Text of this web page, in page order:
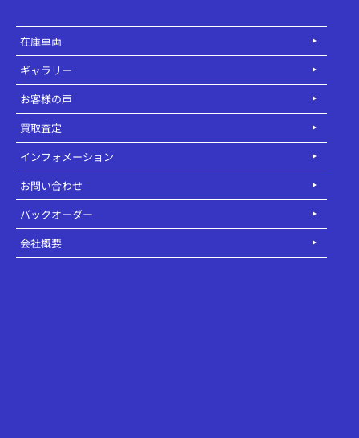
在庫車両
ギャラリー
お客様の声
買取査定
インフォメーション
お問い合わせ
バックオーダー
会社概要